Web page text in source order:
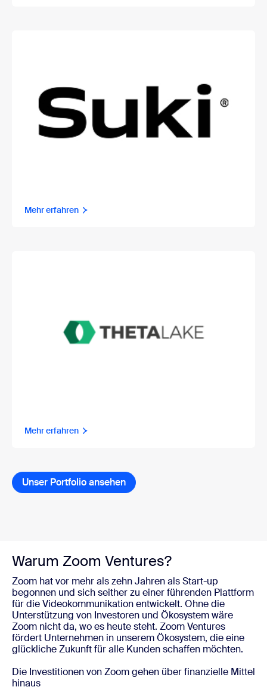
Mehr erfahren
Mehr erfahren
Unser Portfolio ansehen
Warum Zoom Ventures?
Zoom hat vor mehr als zehn Jahren als Start-up
begonnen und sich seither zu einer führenden Plattform
für die Videokommunikation entwickelt. Ohne die
Unterstützung von Investoren und Ökosystem wäre
Zoom nicht da, wo es heute steht. Zoom Ventures
fördert Unternehmen in unserem Ökosystem, die eine
glückliche Zukunft für alle Kunden schaffen möchten.
Die Investitionen von Zoom gehen über finanzielle Mittel
hinaus